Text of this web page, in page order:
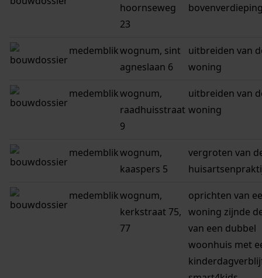
hoornseweg
23
medemblikwognum, sint
agneslaan 6
uitbreiden van
woning
medemblikwognum,
raadhuisstraat
9
uitbreiden van
woning
medemblikwognum,
kaaspers 5
vergroten van
medemblikwognum,
kerkstraat 75,
77
oprichten van
woning zijnde
van een dubbel
woonhuis met